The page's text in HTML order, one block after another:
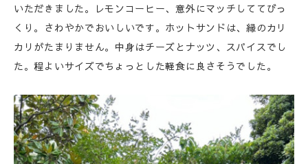
いただきました。レモンコーヒー、意外にマッチしててびっ
くり。さわやかでおいしいです。ホットサンドは、縁のカリ
カリがたまりません。中身はチーズとナッツ、スパイスでし
た。程よいサイズでちょっとした軽食に良さそうでした。